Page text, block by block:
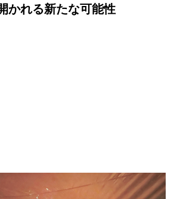
かれる新たな可能性